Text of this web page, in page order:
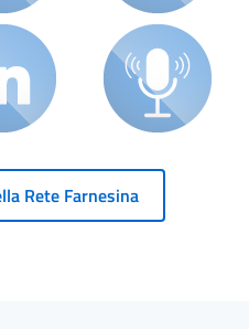
Rete Farnesina